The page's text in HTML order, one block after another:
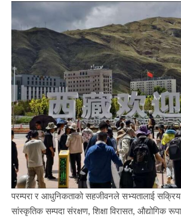
परम्परा र आधुनिकताको सहजीवनले सभ्यतालाई
सांस्कृतिक सम्पदा संरक्षण, शिक्षा विरासत, औद्योगिक